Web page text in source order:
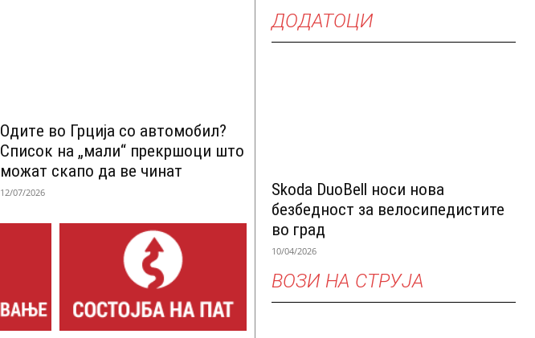
Одитe во Грција со автомобил?
Список на „мали“ прекршоци што
можат скапо да ве чинат
12/07/2026
ДОДАТОЦИ
Skoda DuoBell носи нова
безбедност за велосипедистите
во град
10/04/2026
ВОЗИ НА СТРУЈА